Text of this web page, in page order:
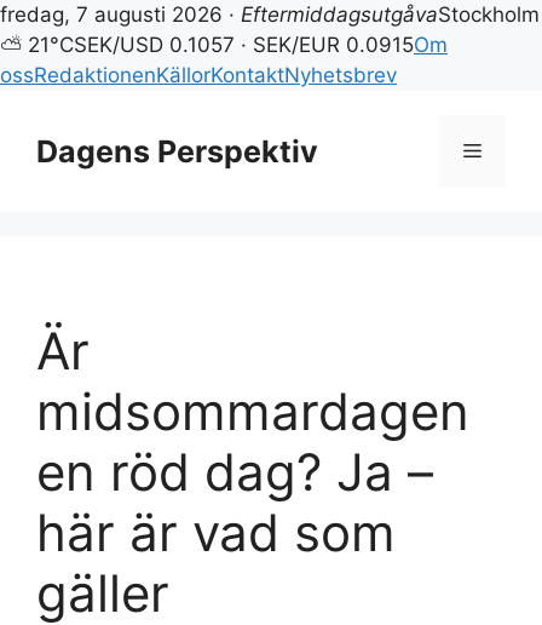
fredag, 7 augusti 2026 · EftermiddagsutgåvaStockholm
⛅ 21°CSEK/USD 0.1057 · SEK/EUR 0.0915Om
ossRedaktionenKällorKontaktNyhetsbrev
innehållDagens Perspektiv Meny
Är
midsommardagen
en röd dag? Ja –
här är vad som
gäller